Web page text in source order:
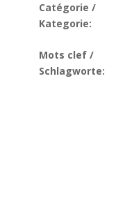
Catégorie /
Kategorie:
Mots clef /
Schlagworte: